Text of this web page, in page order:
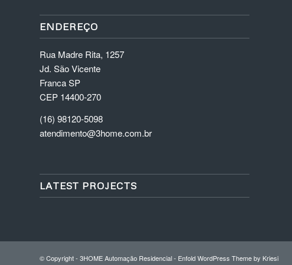
ENDEREÇO
Rua Madre Rita, 1257
Jd. São Vicente
Franca SP
CEP 14400-270
(16) 98120-5098
atendimento@3home.com.br
LATEST PROJECTS
© Copyright - 3HOME Automação Residencial- Enfold WordPress Theme by Kriesi